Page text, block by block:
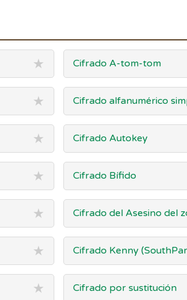
★ Cifrado A-tom-tom
★ Cifrado alfanumérico
★ Cifrado Autokey
★ Cifrado Bífido
★ Cifrado del Asesino del
★ Cifrado Kenny
★ Cifrado por sustitución